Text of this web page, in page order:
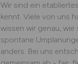
Wir sind ein
kennt. Viele von uns
wissen wir genau,
spontane
anders. Bei uns